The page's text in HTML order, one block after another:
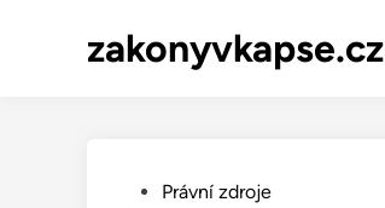
zakonyvkapse.cz
PostedPrávní zdroje